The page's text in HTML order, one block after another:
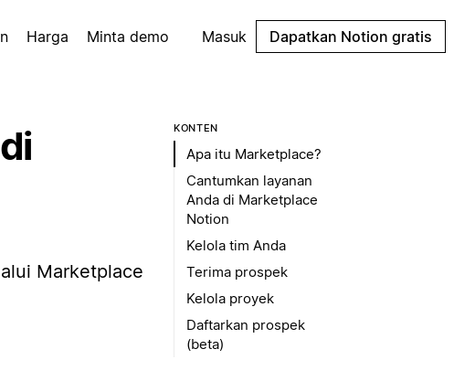
Harga Minta demo Masuk Dapatkan Notion gratis
Marketplace
KONTEN
Apa itu Marketplace?
Cantumkan layanan
Anda di Marketplace
Notion
Kelola tim Anda
Terima prospek
Kelola proyek
Daftarkan prospek
(beta)